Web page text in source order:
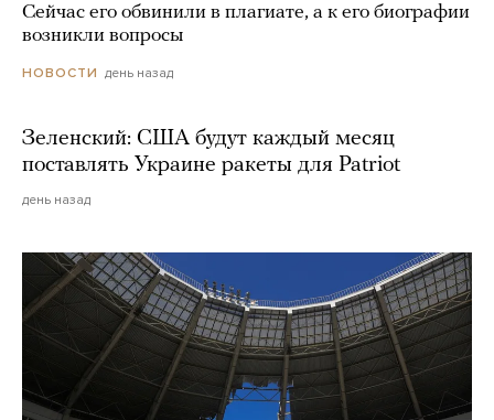
Сейчас его обвинили в плагиате, а к его биографии
возникли вопросы
НОВОСТИ день назад
Зеленский: США будут каждый месяц
поставлять Украине ракеты для Patriot
день назад